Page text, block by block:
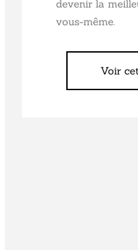
devenir la
vous-même.
Voir